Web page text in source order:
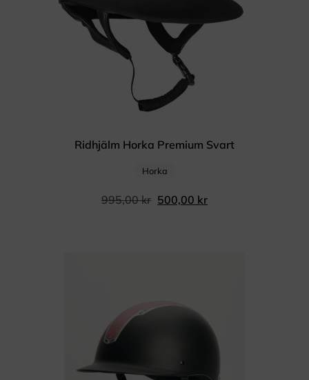
Ridhjälm Horka Premium Svart
Horka
995,00kr 500,00 kr